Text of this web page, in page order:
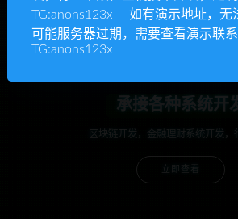
立即查看
承接各种系统开
区块链开发，金融理财系统开发，
立即查看
TG:anons123x 如有演示地址，无
可能服务器过期，需要查看演示联系
TG:anons123x